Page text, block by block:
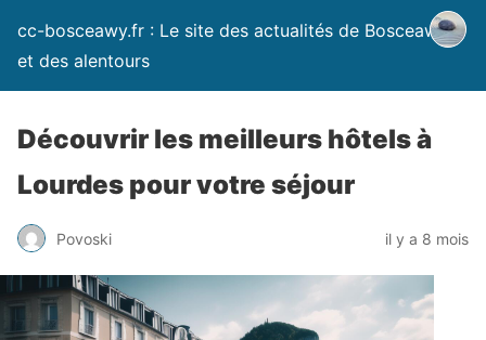
cc-bosceawy.fr : Le site des actualités de Bosceawy
et des alentours
Découvrir les meilleurs hôtels à
Lourdes pour votre séjour
Povoski il y a 8 mois